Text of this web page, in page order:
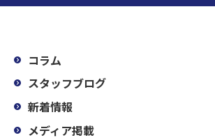
コラム
スタッフブログ
新着情報
メディア掲載